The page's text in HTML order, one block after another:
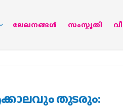
ലേഖനങ്ങള്‍ സംസ്കൃതി
തുടരും: